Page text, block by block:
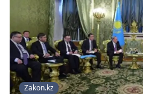
Zakon.kz